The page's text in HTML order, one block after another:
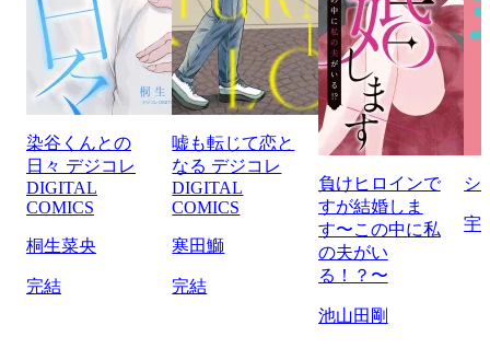
染谷くんとの
日々 デジコレ
DIGITAL
COMICS
桐生菜央
完結
嘘も転じて恋と
なる デジコレ
DIGITAL
COMICS
寒田鰤
完結
負けヒロインで
すが結婚しま
す〜この中に私
の夫がい
る！？〜
池山田剛
シ
宇